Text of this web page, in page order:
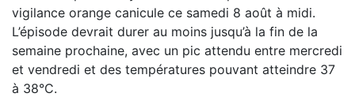
vigilance orange canicule ce samedi 8 août à midi.
L’épisode devrait durer au moins jusqu’à la fin de la
semaine prochaine, avec un pic attendu entre mercredi
et vendredi et des températures pouvant atteindre 37
à 38°C.